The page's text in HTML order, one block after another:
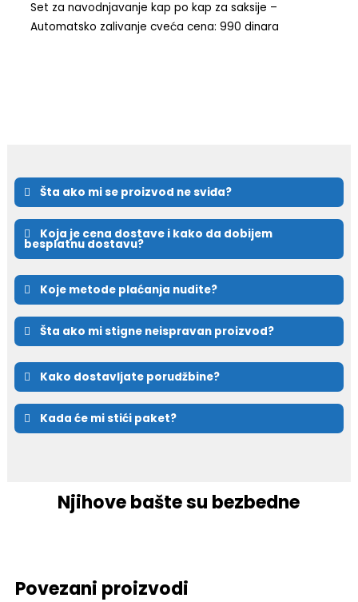
Set za navodnjavanje kap po kap za saksije –
Automatsko zalivanje cveća cena: 990 dinara
Šta ako mi se proizvod ne sviđa?
Koja je cena dostave i kako da dobijem
besplatnu dostavu?
Koje metode plaćanja nudite?
Šta ako mi stigne neispravan proizvod?
Kako dostavljate porudžbine?
Kada će mi stići paket?
Njihove bašte su bezbedne
Povezani proizvodi